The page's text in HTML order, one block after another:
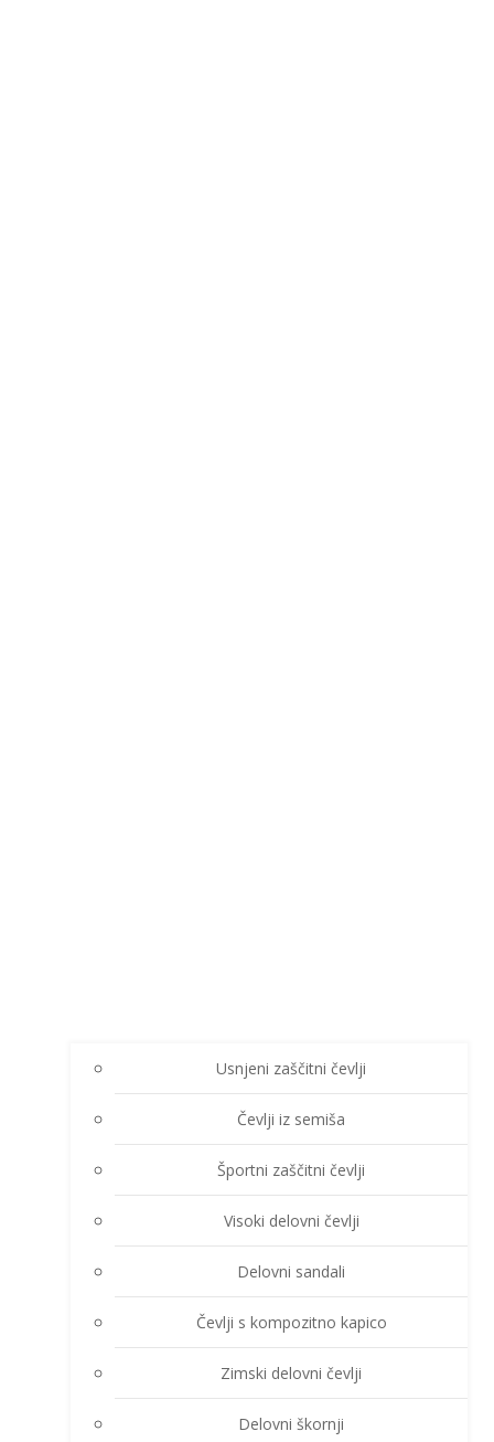
Usnjeni zaščitni čevlji
Čevlji iz semiša
Športni zaščitni čevlji
Visoki delovni čevlji
Delovni sandali
Čevlji s kompozitno kapico
Zimski delovni čevlji
Delovni škornji